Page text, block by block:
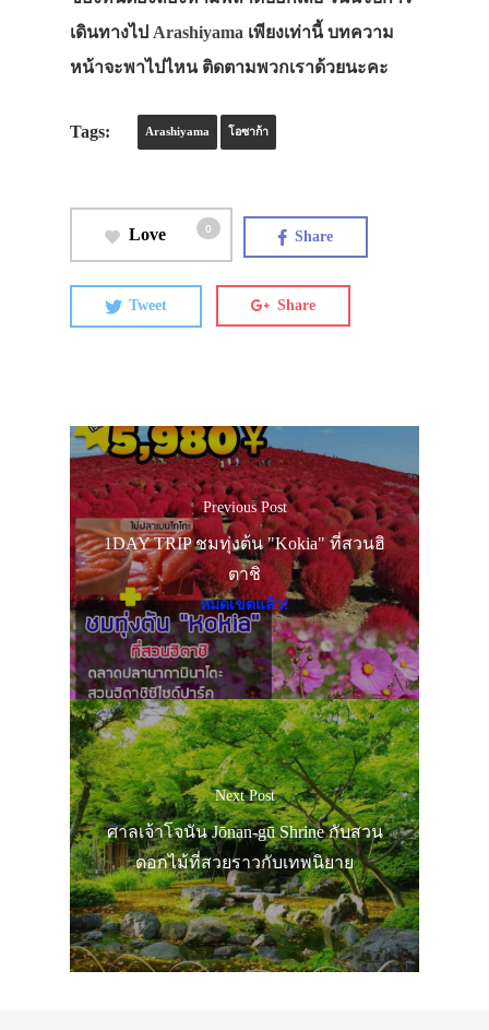
เดินทางไป Arashiyama เพียงเท่านี้ บทความ
หน้าจะพาไปไหน ติดตามพวกเราด้วยนะคะ
Tags: Arashiyama โอซาก้า
Love 0 Share
Tweet Share
Previous Post
1DAY TRIP ชมทุ่งต้น "Kokia" ที่สวนฮิ
ตาชิ
หมดเขตแล้ว!
Next Post
ศาลเจ้าโจนัน Jōnan-gū Shrine กับสวน
ดอกไม้ที่สวยราวกับเทพนิยาย